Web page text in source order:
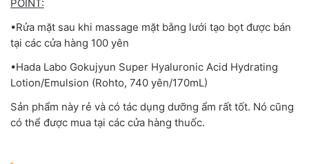
POINT:
•Rửa mặt sau khi massage mặt bằng lưới tạo bọt được bán
tại các cửa hàng 100 yên
•Hada Labo Gokujyun Super Hyaluronic Acid Hydrating
Lotion/Emulsion (Rohto, 740 yên/170mL)
Sản phẩm này rẻ và có tác dụng dưỡng ẩm rất tốt. Nó cũng
có thể được mua tại các cửa hàng thuốc.